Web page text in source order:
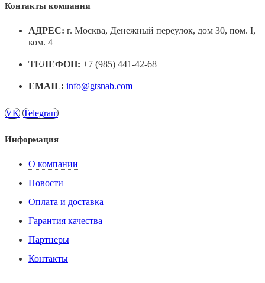
Контакты компании
АДРЕС: г. Москва, Денежный переулок, дом 30, пом. I,
ком. 4
ТЕЛЕФОН: +7 (985) 441-42-68
EMAIL: info@gtsnab.com
VK Telegram
Информация
О компании
Новости
Оплата и доставка
Гарантия качества
Партнеры
Контакты